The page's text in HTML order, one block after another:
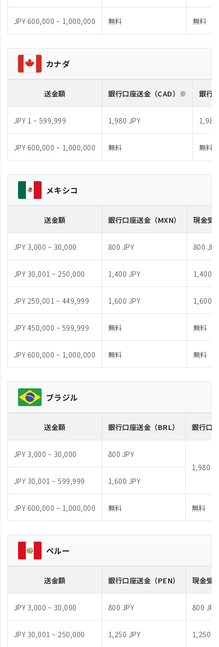
JPY 600,000 ~ 1,000,000 無料 無料
カナダ
送金額 銀行口座送金 （CAD）※ 銀行
JPY 1 ~ 599,999 1,980 JPY 1,980
JPY 600,000 ~ 1,000,000 無料 無料
メキシコ
送金額 銀行口座送金 （MXN） 現金受
JPY 3,000 ~ 30,000 800 JPY 800 JPY
JPY 30,001 ~ 250,000 1,400 JPY 1,400
JPY 250,001 ~ 449,999 1,600 JPY 1,600
JPY 450,000 ~ 599,999 無料 無料
JPY 600,000 ~ 1,000,000 無料 無料
ブラジル
送金額 銀行口座送金 （BRL） 銀行口
JPY 3,000 ~ 30,000
800 JPY
1,980
JPY 30,001 ~ 599,999
1,600 JPY
JPY 600,000 ~ 1,000,000 無料 無料
ペルー
送金額 銀行口座送金 （PEN） 現金受
JPY 3,000 ~ 30,000 800 JPY 800 JPY
JPY 30,001 ~ 250,000 1,250 JPY 1,250